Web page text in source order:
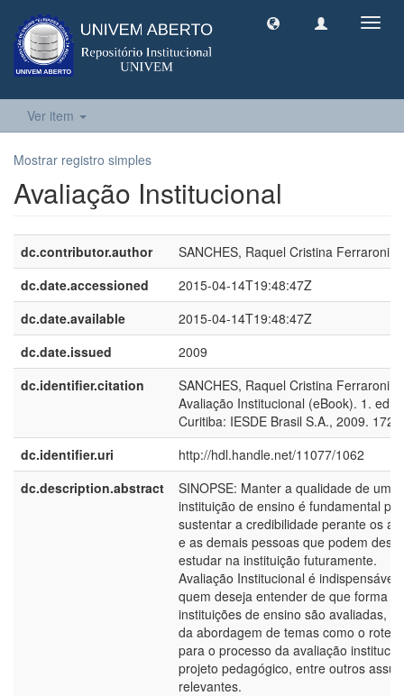
Ver item
Mostrar registro simples
Avaliação Institucional
dc.contributor.author
SANCHES, Raquel Cristina Ferraroni
dc.date.accessioned
2015-04-14T19:48:47Z
dc.date.available
2015-04-14T19:48:47Z
dc.date.issued
2009
dc.identifier.citation
SANCHES, Raquel Cristina Ferraroni.
Avaliação Institucional (eBook). 1. ed.
Curitiba: IESDE Brasil S.A., 2009. 172
dc.identifier.uri
http://hdl.handle.net/11077/1062
dc.description.abstract
SINOPSE: Manter a qualidade de uma
instituição de ensino é fundamental
sustentar a credibilidade perante os
e as demais pessoas que podem
estudar na instituição futuramente.
Avaliação Institucional é indispensável
quem deseja entender de que forma as
instituições de ensino são avaliadas,
da abordagem de temas como o
para o processo da avaliação
projeto pedagógico, entre outros
relevantes.